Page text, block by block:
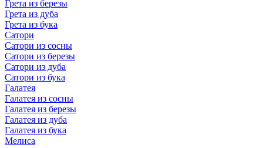
Грета из березы
Грета из дуба
Грета из бука
Сатори
Сатори из сосны
Сатори из березы
Сатори из дуба
Сатори из бука
Галатея
Галатея из сосны
Галатея из березы
Галатея из дуба
Галатея из бука
Мелиса